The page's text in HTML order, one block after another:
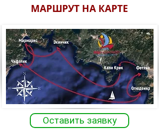
МАРШРУТ НА КАРТЕ
Оставить заявку